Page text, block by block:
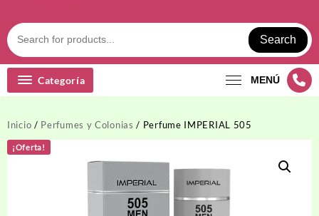
Search
Categoría MENÚ
Inicio / Perfumes y Colonias / Perfume IMPERIAL 505
¡Oferta!